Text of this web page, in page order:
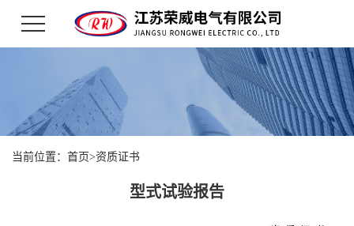
当前位置： 首页>资质证书
型式试验报告